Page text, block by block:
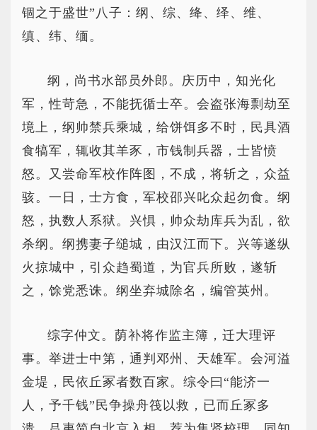
锢之于盛世”八子：纲、综、绛、绎、维、
缜、纬、缅。
纲，尚书水部员外郎。庆历中，知光化
军，性苛急，不能抚循士卒。会盗张海剽劫至
境上，纲帅禁兵乘城，给饼饵多不时，民具酒
食犒军，辄收其羊豕，市钱制兵器，士皆愤
怒。又尝命军校作阵图，不成，将斩之，众益
骇。一日，士方食，军校邵兴叱众起勿食。纲
怒，执数人系狱。兴惧，帅众劫库兵为乱，欲
杀纲。纲携妻子缒城，由汉江而下。兴等遂纵
火掠城中，引众趋蜀道，为官兵所败，遂斩
之，馀党悉诛。纲坐弃城除名，编管英州。
综字仲文。荫补将作监主簿，迁大理评
事。举进士中第，通判邓州、天雄军。会河溢
金堤，民依丘冢者数百家。综令曰“能济一
人，予千钱”民争操舟筏以救，已而丘冢多